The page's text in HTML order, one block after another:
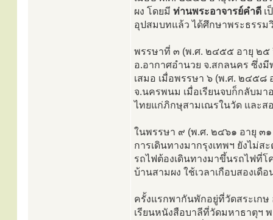
ผง โดยมี ท่านพระอาจารย์คำดี เ
อุปสมบทแล้ว ได้ศึกษาพระธรร
พรรษาที่ ๓ (พ.ศ. ๒๔๕๕ อายุ ๒๕
อ.อากาศอำนวย จ.สกลนคร ซึ่ง
เสมอ เมื่อพรรษา ๖ (พ.ศ. ๒๔๕๘
จ.นครพนม เมื่อเรียนจบก็กลับม
ไทยแก่ภิกษุสามเณรในวัด และส
ในพรรษา ๙ (พ.ศ. ๒๔๖๑ อายุ ๓
การเดินทางมากรุงเทพฯ ยังไม่
รถไฟต้องเดินทางมาขึ้นรถไฟที่โ
บ้านสามผง ใช้เวลาเกือบสองเดื
ครั้งแรกพากันพักอยู่ที่วัดสระเก
เรียนหนังสือบาลีที่วัดมหาธาตุฯ